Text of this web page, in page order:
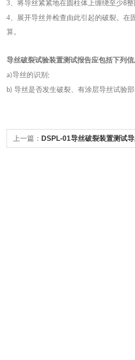
3、将导丝紧紧地在圆柱体上缠绕至少8
4、展开导丝并检查由此引起的破裂。在
算。
导丝破裂试验装置测试报告应包括下列
a)导丝的识别 ;
b) 导丝是否发生破裂、有涂层导丝试验
上一篇： DSPL-01导丝破裂装置测试